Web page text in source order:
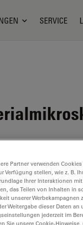
SERVICE
ist nicht mehr
Partner verwenden
Verfügung stellen, wie z. B.
Ihrer Interaktionen
das Teilen von Inhalten in
unserer Werbekampagnen
Weitergabe dieser Daten
jederzeit im
Sie unsere Cookie-